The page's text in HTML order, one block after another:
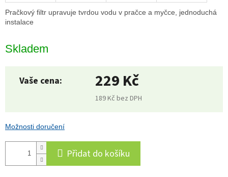
Pračkový filtr upravuje tvrdou vodu v pračce a myčce, jednoduchá
instalace
Skladem
229 Kč
189 Kč bez DPH
cena:
Možnosti doručení
Přidat do košíku